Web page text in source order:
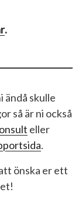
.
ändå skulle
så är ni också
eller
.
önska er ett